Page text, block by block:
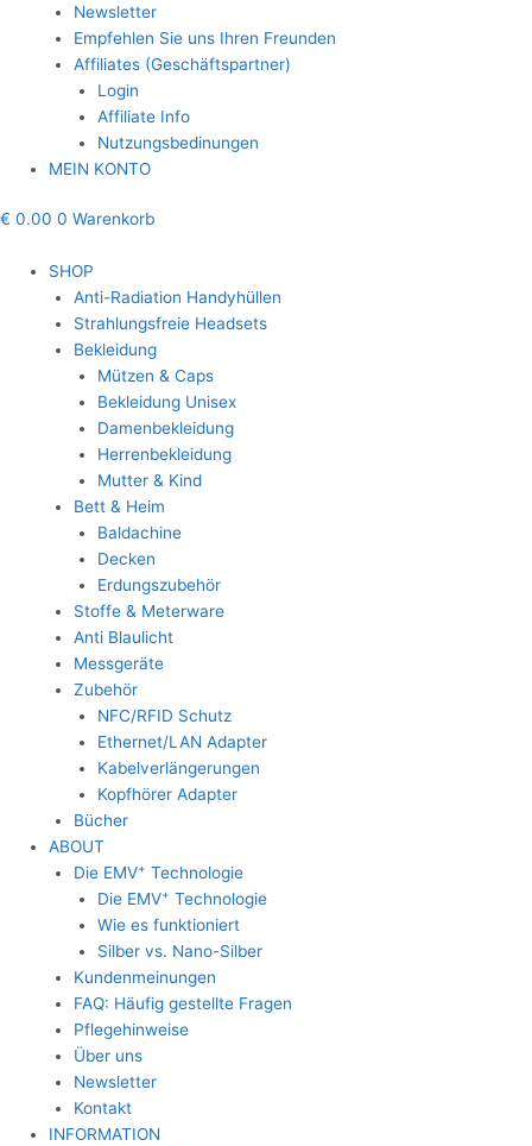
Newsletter
Empfehlen Sie uns Ihren Freunden
Affiliates (Geschäftspartner)
Login
Affiliate Info
Nutzungsbedinungen
MEIN KONTO
€ 0.00 0 Warenkorb
SHOP
Anti-Radiation Handyhüllen
Strahlungsfreie Headsets
Bekleidung
Mützen & Caps
Bekleidung Unisex
Damenbekleidung
Herrenbekleidung
Mutter & Kind
Bett & Heim
Baldachine
Decken
Erdungszubehör
Stoffe & Meterware
Anti Blaulicht
Messgeräte
Zubehör
NFC/RFID Schutz
Ethernet/LAN Adapter
Kabelverlängerungen
Kopfhörer Adapter
Bücher
ABOUT
Die EMV+ Technologie
Die EMV+ Technologie
Wie es funktioniert
Silber vs. Nano-Silber
Kundenmeinungen
FAQ: Häufig gestellte Fragen
Pflegehinweise
Über uns
Newsletter
Kontakt
INFORMATION